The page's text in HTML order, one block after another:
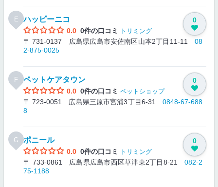
E ハッピーニコ
0.0 0件の口コミ トリミング
〒 731-0137 広島県広島市安佐南区山本2丁目11-11 08
2-875-0025
0
F ペットケアタウン
0.0 0件の口コミ ペットショップ
〒 723-0051 広島県三原市宮浦3丁目6-31 0848-67-688
8
0
G ポニール
0.0 0件の口コミ トリミング
〒 733-0861 広島県広島市西区草津東2丁目8-21 082-2
75-1188
0